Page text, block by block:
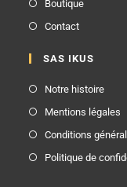
Boutique
Contact
SAS IKUS
Notre histoire
Mentions légales
Conditions
Politique de